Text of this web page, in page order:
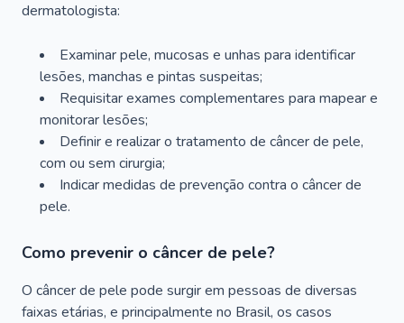
dermatologista:
Examinar pele, mucosas e unhas para identificar
lesões, manchas e pintas suspeitas;
Requisitar exames complementares para mapear e
monitorar lesões;
Definir e realizar o tratamento de câncer de pele,
com ou sem cirurgia;
Indicar medidas de prevenção contra o câncer de
pele.
Como prevenir o câncer de pele?
O câncer de pele pode surgir em pessoas de diversas
faixas etárias, e principalmente no Brasil, os casos